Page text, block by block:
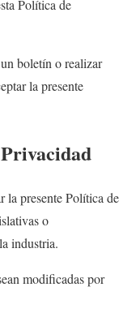
Política de
boletín o realizar
la presente
la presente Política de
o
industria.
modificadas por